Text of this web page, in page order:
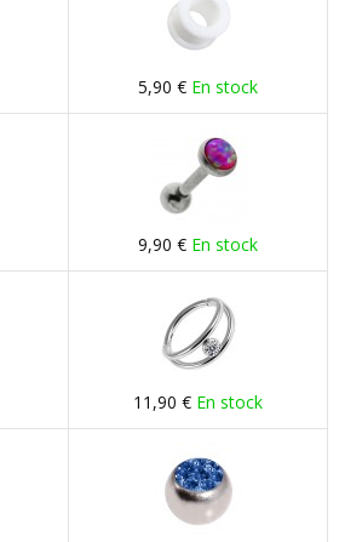
5,90 € En stock
9,90 € En stock
11,90 € En stock